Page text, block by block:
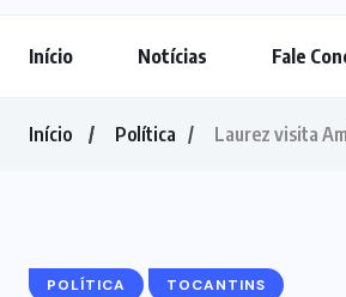
Início Notícias Fale
Início Política Laurez visita
POLÍTICA TOCANTINS